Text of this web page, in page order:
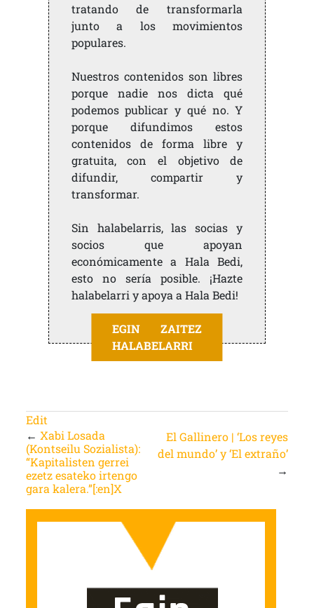
tratando de transformarla
junto a los movimientos
populares.
Nuestros contenidos son libres
porque nadie nos dicta qué
podemos publicar y qué no. Y
porque difundimos estos
contenidos de forma libre y
gratuita, con el objetivo de
difundir, compartir y
transformar.
Sin halabelarris, las socias y
socios que apoyan
económicamente a Hala Bedi,
esto no sería posible. ¡Hazte
halabelarri y apoya a Hala Bedi!
EGIN ZAITEZ
HALABELARRI
Edit
← Xabi Losada
(Kontseilu Sozialista):
“Kapitalisten gerrei
ezetz esateko irtengo
gara kalera.”[:en]X
El Gallinero | ‘Los reyes
del mundo’ y ‘El extraño’
→